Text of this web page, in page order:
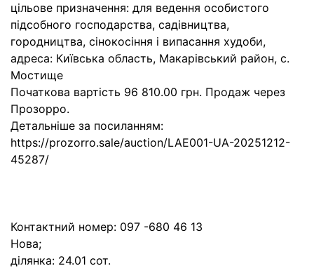
цільове призначення: для ведення особистого
підсобного господарства, садівництва,
городництва, сінокосіння і випасання худоби,
адреса: Київська область, Макарівський район, с.
Мостище
Початкова вартість 96 810.00 грн. Продаж через
Прозорро.
Детальніше за посиланням:
https://prozorro.sale/auction/LAE001-UA-20251212-
45287/
Контактний номер: 097 -680 46 13
Нова;
ділянка: 24.01 сот.